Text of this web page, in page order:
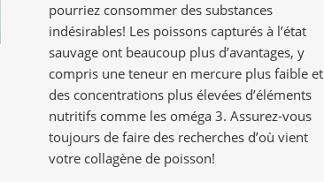
pourriez consommer des substances
indésirables! Les poissons capturés à l’état
sauvage ont beaucoup plus d’avantages, y
compris une teneur en mercure plus faible et
des concentrations plus élevées d’éléments
nutritifs comme les oméga 3. Assurez-vous
toujours de faire des recherches d’où vient
votre collagène de poisson!